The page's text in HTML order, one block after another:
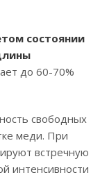
состоянии
до 60-70%
свободных
меди. При
встречную
интенсивности